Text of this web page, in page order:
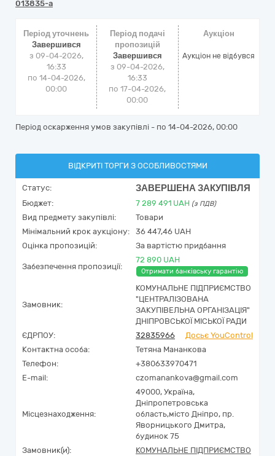
013835-a
Період уточнень
Завершився
з 09-04-2026,
16:33
по 14-04-2026,
00:00
Період подачі
пропозицій
Завершився
з 09-04-2026,
16:33
по 17-04-2026,
00:00
Аукціон
Аукціон не відбувся
Період оскарження умов закупівлі - по 14-04-2026, 00:00
ВІДКРИТІ ТОРГИ З ОСОБЛИВОСТЯМИ
Статус: ЗАВЕРШЕНА ЗАКУПІВЛЯ
Бюджет: 7 289 491 UAH (з ПДВ)
Вид предмету закупівлі:
Товари
Мінімальний крок аукціону:
36 447,46 UAH
Оцінка пропозицій:
За вартістю придбання
Забезпечення пропозиції:
72 890 UAH
Отримати банківську гарантію
Замовник:
КОМУНАЛЬНЕ ПІДПРИЄМСТВО
"ЦЕНТРАЛІЗОВАНА
ЗАКУПІВЕЛЬНА ОРГАНІЗАЦІЯ"
ДНІПРОВСЬКОЇ МІСЬКОЇ РАДИ
ЄДРПОУ:
32835966
Досьє YouControl
Контактна особа:
Тетяна Мананкова
Телефон:
+380633970471
E-mail:
czomanankova@gmail.com
Місцезнаходження:
49000, Україна,
Дніпропетровська
область,місто Дніпро, пр.
Яворницького Дмитра,
будинок 75
Замовник(и):
КОМУНАЛЬНЕ ПІДПРИЄМСТВО